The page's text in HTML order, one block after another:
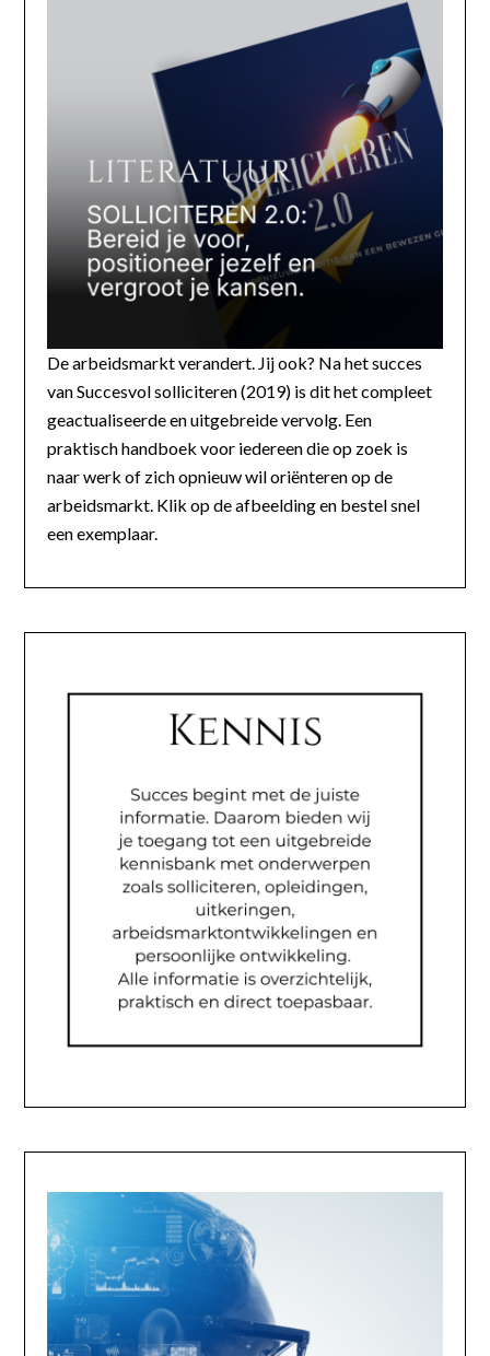
De arbeidsmarkt verandert. Jij ook? Na het succes
van Succesvol solliciteren (2019) is dit het compleet
geactualiseerde en uitgebreide vervolg. Een
praktisch handboek voor iedereen die op zoek is
naar werk of zich opnieuw wil oriënteren op de
arbeidsmarkt. Klik op de afbeelding en bestel snel
een exemplaar.